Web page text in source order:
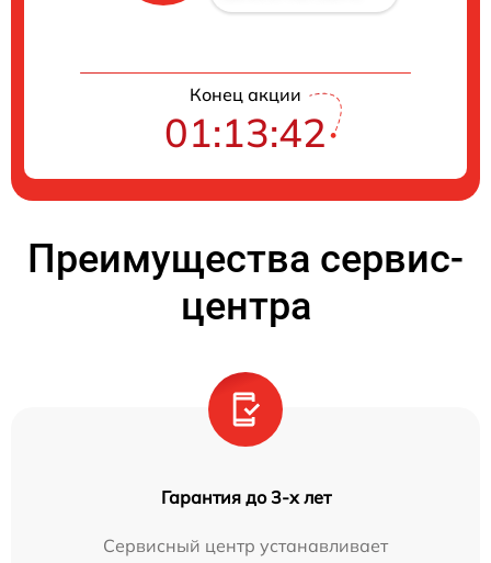
Конец акции
01:13:41
Преимущества сервис-
центра
Гарантия до 3-х лет
Сервисный центр устанавливает